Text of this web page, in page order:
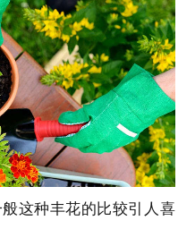
这种丰花的比较引人喜